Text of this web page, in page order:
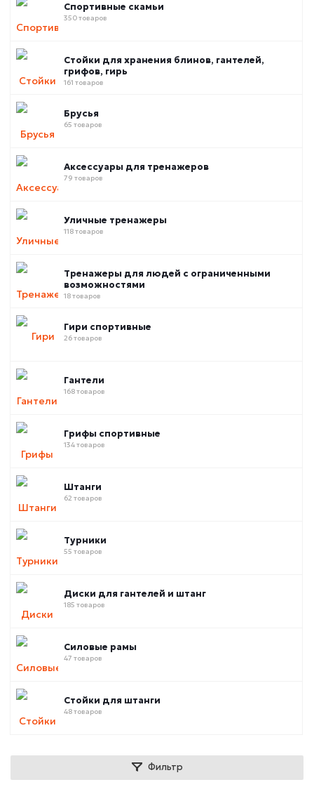
Спортивные скамьи
350 товаров
Стойки для хранения блинов, гантелей,
грифов, гирь
161 товаров
Брусья
65 товаров
Аксессуары для тренажеров
79 товаров
Уличные тренажеры
118 товаров
Тренажеры для людей с ограниченными
возможностями
18 товаров
Гири спортивные
26 товаров
Гантели
168 товаров
Грифы спортивные
134 товаров
Штанги
62 товаров
Турники
55 товаров
Диски для гантелей и штанг
185 товаров
Силовые рамы
47 товаров
Стойки для штанги
48 товаров
Фильтр